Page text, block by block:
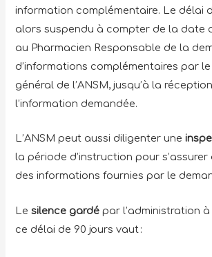
information complémentaire. Le délai
alors suspendu à compter de la date
au Pharmacien Responsable de la
d’informations complémentaires par
général de l’ANSM, jusqu’à la
l’information demandée.
L’ANSM peut aussi diligenter une
la période d’instruction pour s’assurer
des informations fournies par le
Lesilence gardé par l’administration à
ce délai de 90 jours vaut :